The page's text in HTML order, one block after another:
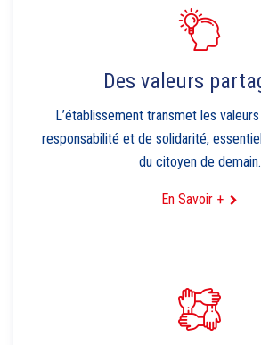
Des valeurs
L’établissement transmet les
responsabilité et de solidarité,
du citoyen de demain.
En Savoir +